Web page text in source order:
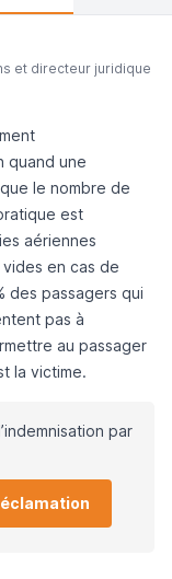
et directeur juridique
quand une
le nombre de
est
aériennes
en cas de
des passagers qui
pas à
au passager
la victime.
par